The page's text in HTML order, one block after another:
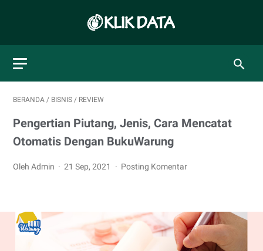
BERANDA / BISNIS / REVIEW
Pengertian Piutang, Jenis, Cara Mencatat
Otomatis Dengan BukuWarung
Oleh Admin 21 Sep, 2021 Posting Komentar